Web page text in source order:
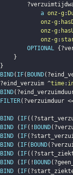
a onz-g :
onz-g :
onz-g :
onz-g :
OPTIONAL {
}
}
BIND( IF( BOUND(
?eind_verzuim ^time:
BIND(
FILTER( ?verzuimduur
BIND ( IF( (
BIND ( IF( ! BOUND(
BIND ( IF(
BIND ( IF( BOUND(
BIND ( IF( (
BIND ( IF( ! BOUND(
BIND ( IF(